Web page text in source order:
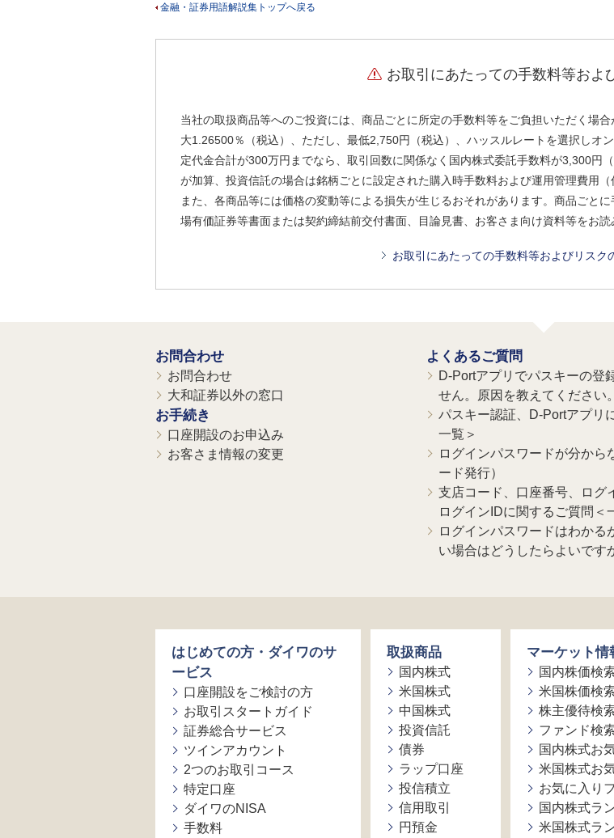
金融・証券用語解説集トップへ戻る
お取引にあたっての手数料等およ
当社の取扱商品等へのご投資には、商品ごとに所定の手数料等をご負担いただく場
大1.26500％（税込）、ただし、最低2,750円（税込）、ハッスルレートを選択しオ
定代金合計が300万円までなら、取引回数に関係なく国内株式委託手数料が3,300円
が加算、投資信託の場合は銘柄ごとに設定された購入時手数料および運用管理費用（
また、各商品等には価格の変動等による損失が生じるおそれがあります。商品ごと
場有価証券等書面または契約締結前交付書面、目論見書、お客さま向け資料等をお読
お取引にあたっての手数料等およびリスク
お問合わせ
お問合わせ
大和証券以外の窓口
お手続き
口座開設のお申込み
お客さま情報の変更
よくあるご質問
D-Portアプリでパスキーの登
せん。原因を教えてください。
パスキー認証、D-Portアプリ
一覧＞
ログインパスワードが分から
ード発行）
支店コード、口座番号、ログ
ログインIDに関するご質問＜
ログインパスワードはわかる
い場合はどうしたらよいです
はじめての方・ダイワのサ
ービス
口座開設をご検討の方
お取引スタートガイド
証券総合サービス
ツインアカウント
2つのお取引コース
特定口座
ダイワのNISA
手数料
取扱商品
国内株式
米国株式
中国株式
投資信託
債券
ラップ口座
投信積立
信用取引
円預金
マーケット情
国内株価検
米国株価検
株主優待検
ファンド検
国内株式お
米国株式お
お気に入り
国内株式ラ
米国株式ラ